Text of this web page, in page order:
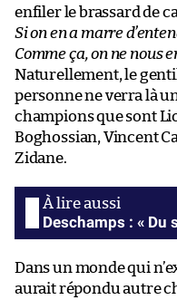
enfiler le brassard de
Si on en a marre
Comme ça, on ne nous
Naturellement, le
personne ne verra là
champions que sont
Boghossian, Vincent
Zidane.
Deschamps : « Du
Dans un monde qui
aurait répondu autre